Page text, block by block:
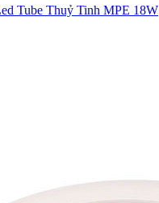
Tube Thuỷ Tinh MPE 18W